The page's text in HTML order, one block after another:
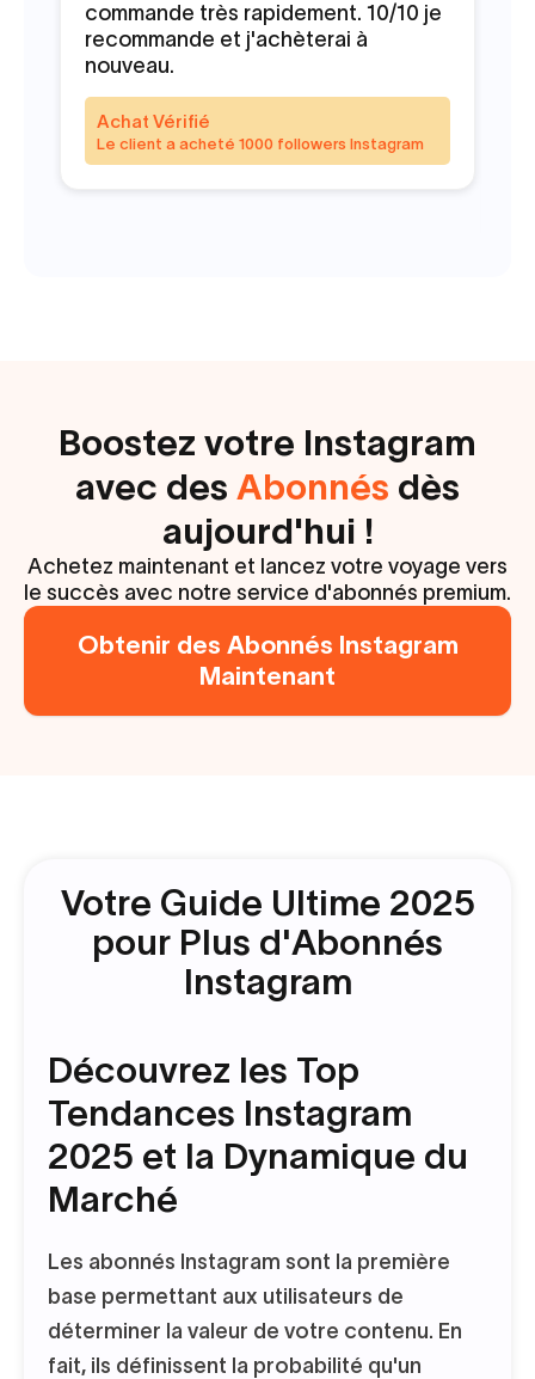
commande très rapidement. 10/10 je
recommande et j'achèterai à
nouveau.
Achat Vérifié
Le client a acheté 1000 followers Instagram
Boostez votre Instagram
avec des Abonnés dès
aujourd'hui !
Achetez maintenant et lancez votre voyage vers
le succès avec notre service d'abonnés premium.
Obtenir des Abonnés Instagram
Maintenant
Votre Guide Ultime 2025
pour Plus d'Abonnés
Instagram
Découvrez les Top
Tendances Instagram
2025 et la Dynamique du
Marché
Les abonnés Instagram sont la première
base permettant aux utilisateurs de
déterminer la valeur de votre contenu. En
fait, ils définissent la probabilité qu'un